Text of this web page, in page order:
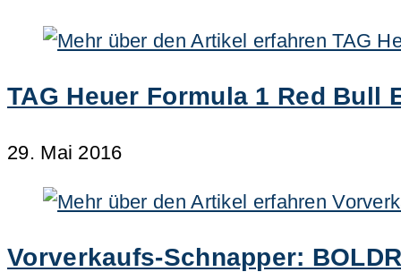
TAG Heuer Formula 1 Red
29. Mai 2016
Vorverkaufs-Schnapper: